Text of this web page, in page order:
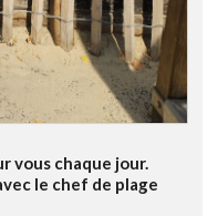
vous chaque jour.
le chef de plage